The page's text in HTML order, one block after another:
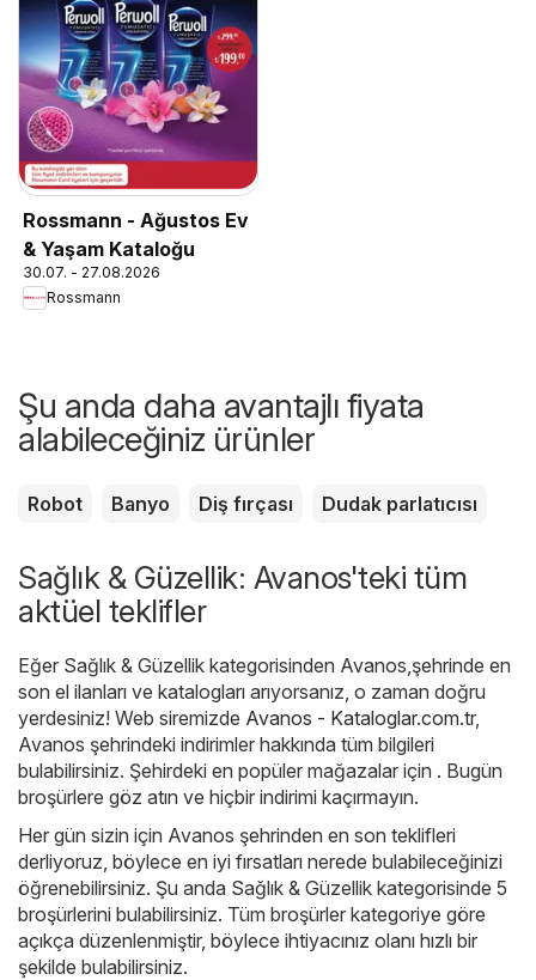
Rossmann - Ağustos Ev
& Yaşam Kataloğu
30.07. - 27.08.2026
Rossmann
Şu anda daha avantajlı fiyata
alabileceğiniz ürünler
Robot Banyo Diş fırçası Dudak parlatıcısı
Sağlık & Güzellik: Avanos'teki tüm
aktüel teklifler
Eğer Sağlık & Güzellik kategorisinden Avanos,şehrinde en
son el ilanları ve katalogları arıyorsanız, o zaman doğru
yerdesiniz! Web siremizde Avanos - Kataloglar.com.tr,
Avanos şehrindeki indirimler hakkında tüm bilgileri
bulabilirsiniz. Şehirdeki en popüler mağazalar için . Bugün
broşürlere göz atın ve hiçbir indirimi kaçırmayın.
Her gün sizin için Avanos şehrinden en son teklifleri
derliyoruz, böylece en iyi fırsatları nerede bulabileceğinizi
öğrenebilirsiniz. Şu anda Sağlık & Güzellik kategorisinde 5
broşürlerini bulabilirsiniz. Tüm broşürler kategoriye göre
açıkça düzenlenmiştir, böylece ihtiyacınız olanı hızlı bir
şekilde bulabilirsiniz.